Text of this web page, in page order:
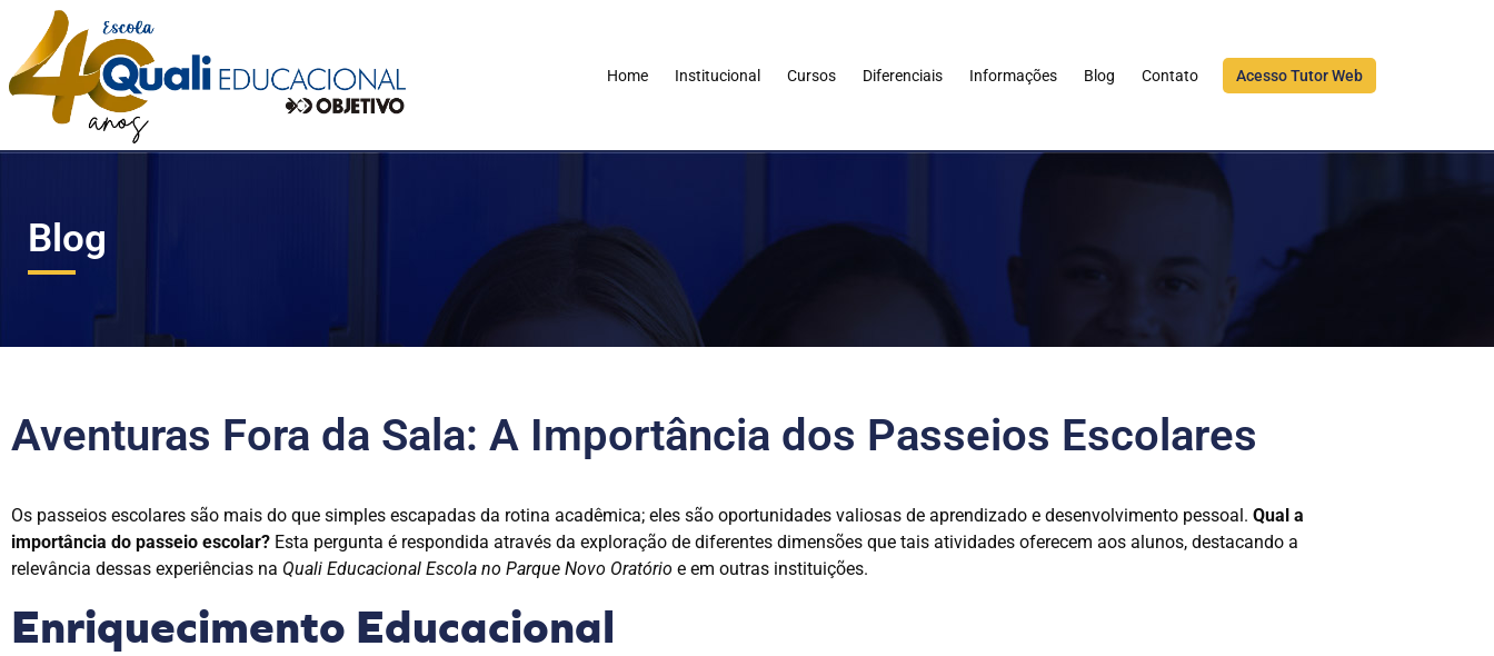
Home Institucional Cursos Diferenciais Informações Blog Contato Acesso Tutor Web
Blog
Aventuras Fora da Sala: A Importância dos Passeios Escolares
Os passeios escolares são mais do que simples escapadas da rotina acadêmica; eles são oportunidades valiosas de aprendizado e desenvolvimento pessoal. Qual a
importância do passeio escolar? Esta pergunta é respondida através da exploração de diferentes dimensões que tais atividades oferecem aos alunos, destacando a
relevância dessas experiências na Quali Educacional Escola no Parque Novo Oratório e em outras instituições.
Enriquecimento Educacional